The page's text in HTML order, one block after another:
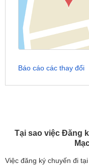
Tại sao việc Đăng
Việc đăng ký chuyến đi
Báo cáo các thay đổi